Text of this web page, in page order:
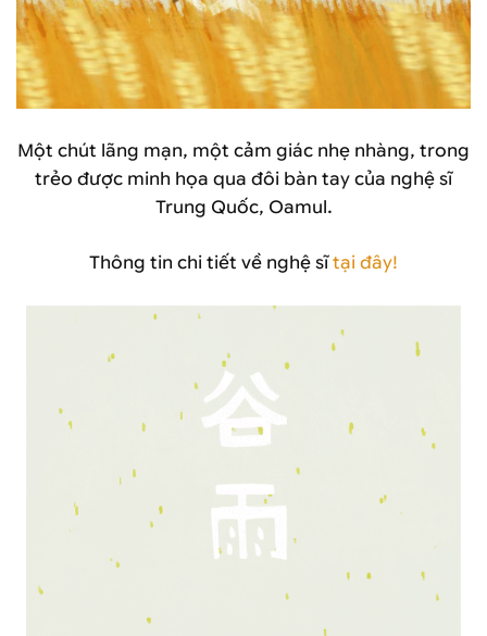
Một chút lãng mạn, một cảm giác nhẹ nhàng, trong
trẻo được minh họa qua đôi bàn tay của nghệ sĩ
Trung Quốc, Oamul.
Thông tin chi tiết về nghệ sĩtại đây!